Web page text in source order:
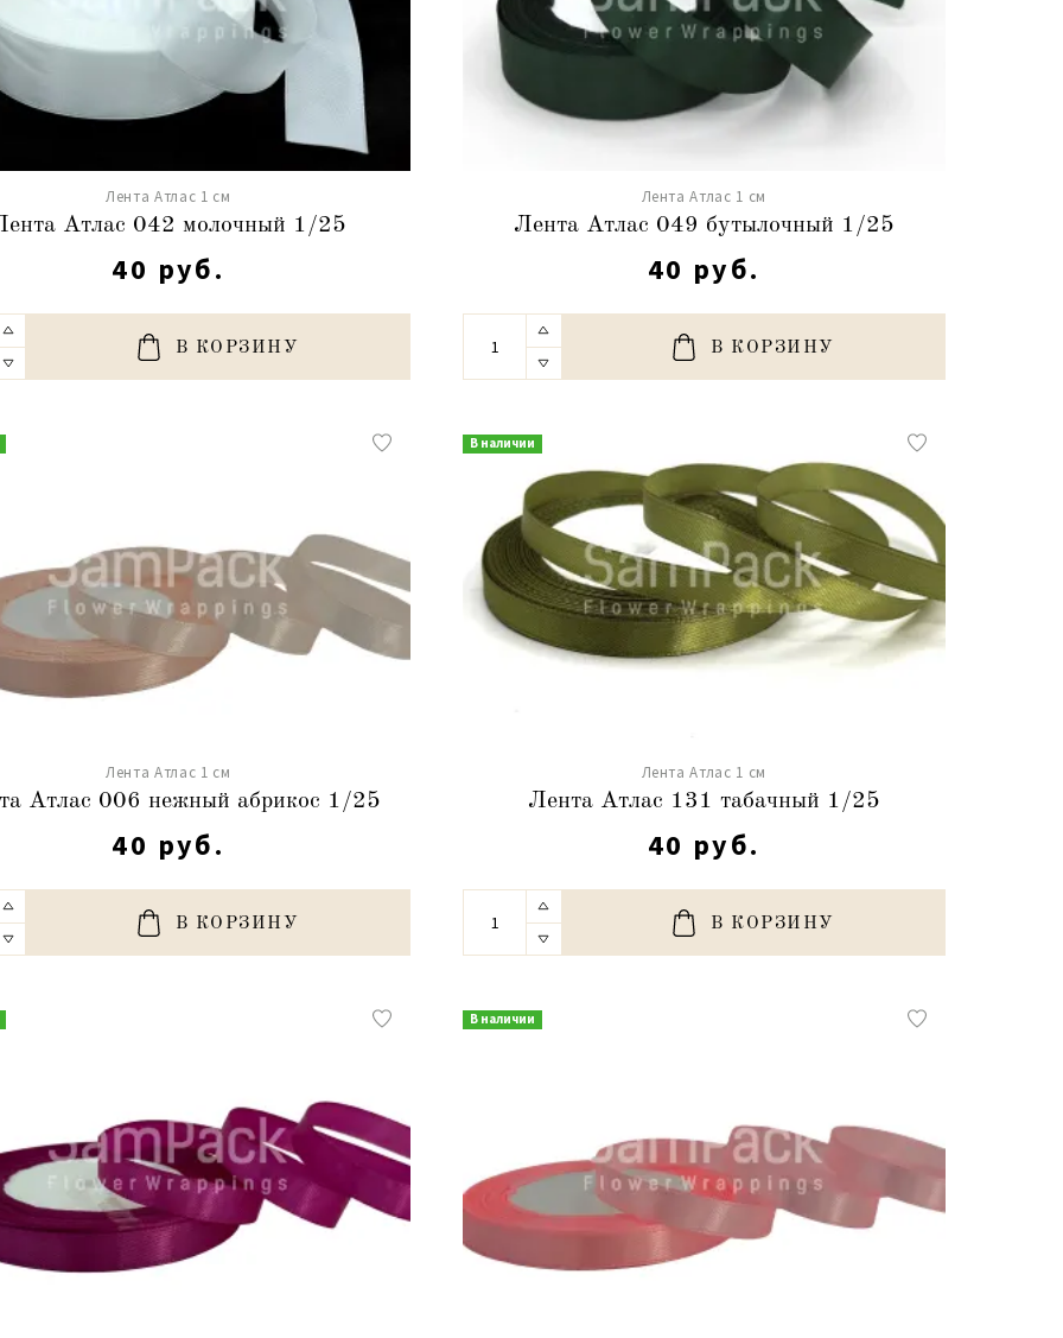
Лента Атлас 1 см
Атлас 042 молочный 1/25
40 руб.
В КОРЗИНУ
Лента Атлас 1 см
Лента Атлас 049 бутылочный 1/25
40 руб.
В КОРЗИНУ
Лента Атлас 1 см
Атлас 006 нежный абрикос 1/25
40 руб.
В КОРЗИНУ
В наличии
Лента Атлас 1 см
Лента Атлас 131 табачный 1/25
40 руб.
В КОРЗИНУ
В наличии